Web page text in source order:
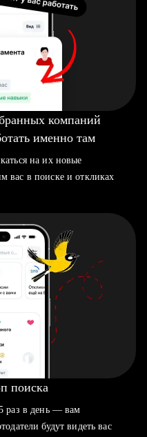
компаний
именно там
на их новые
вас в поиске и откликах
поиска
раз в день — вам
будут видеть вас